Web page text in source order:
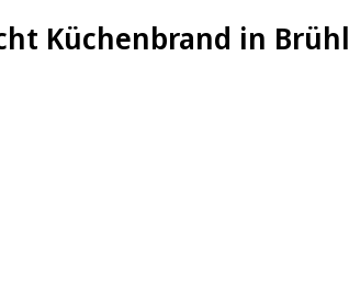
Küchenbrand in Brühl